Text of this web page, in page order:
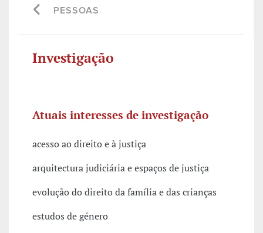
PESSOAS
Investigação
Atuais interesses de investigação
acesso ao direito e à justiça
arquitectura judiciária e espaços de justiça
evolução do direito da família e das crianças
estudos de género